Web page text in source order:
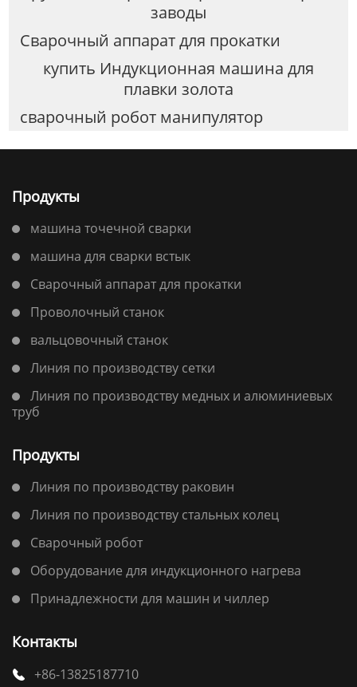
заводы
Сварочный аппарат для прокатки
купить Индукционная машина для
плавки золота
сварочный робот манипулятор
Продукты
машина точечной сварки
машина для сварки встык
Сварочный аппарат для прокатки
Проволочный станок
вальцовочный станок
Линия по производству сетки
Линия по производству медных и алюминиевых
труб
Продукты
Линия по производству раковин
Линия по производству стальных колец
Сварочный робот
Оборудование для индукционного нагрева
Принадлежности для машин и чиллер
Контакты
 +86-13825187710